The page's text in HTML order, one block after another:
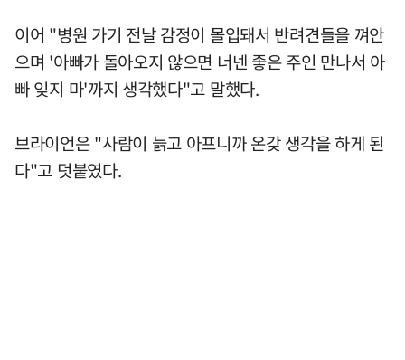
이어 "병원 가기 전날 감정이 몰입돼서 반려견들을 껴안
으며 '아빠가 돌아오지 않으면 너넨 좋은 주인 만나서 아
빠 잊지 마'까지 생각했다"고 말했다.
브라이언은 "사람이 늙고 아프니까 온갖 생각을 하게 된
다"고 덧붙였다.